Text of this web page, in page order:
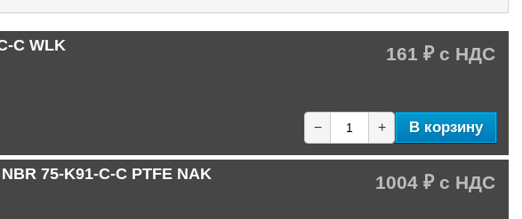
C WLK 161 ₽
− + В корзину
75-K91-C-C PTFE NAK 1004 ₽